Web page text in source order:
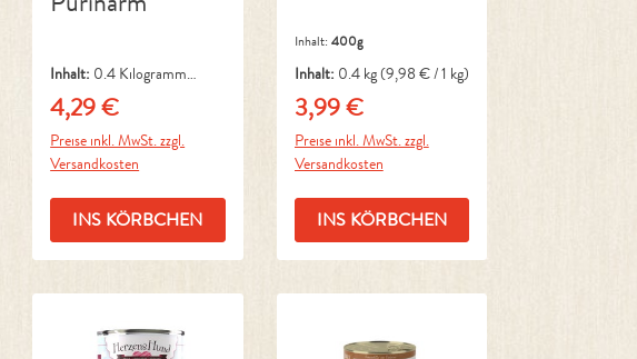
Inhalt: 0.4 Kilogramm
(10,73 € / 1 Kilogramm)
Regulärer Preis:
4,29 €
Preise inkl. MwSt. zzgl.
Versandkosten
INS KÖRBCHEN
Inhalt: 400g
Inhalt: 0.4 kg(9,98 € / 1 kg)
Regulärer Preis:
3,99 €
Preise inkl. MwSt. zzgl.
Versandkosten
INS KÖRBCHEN